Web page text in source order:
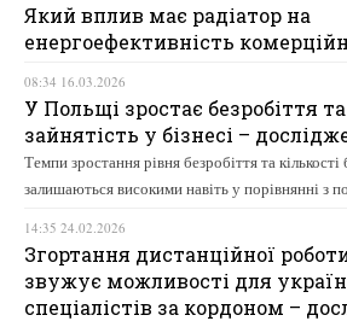
Який вплив має радіатор на
енергоефективність
08:34 16.03.2026
У Польщі зростає безробіття
зайнятість у бізнесі –
Темпи зростання рівня безробіття та кількості
залишаються високими навіть у порівнянні з
14:35 24.02.2026
Згортання дистанційної
звужує можливості для
спеціалістів за кордоном –